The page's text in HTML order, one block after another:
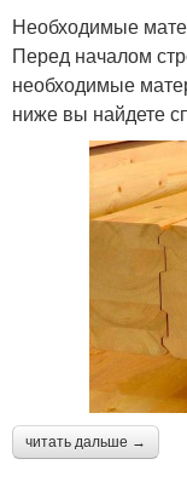
Необходимые
Перед началом
необходимые
ниже вы найдете
читать дальше →